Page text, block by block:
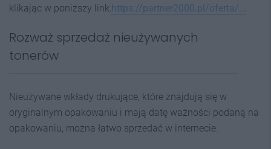
klikając w poniższy link:https://partner2000.pl/oferta/...
Rozważ sprzedaż nieużywanych
tonerów
Nieużywane wkłady drukujące, które znajdują się w
oryginalnym opakowaniu i mają datę ważności podaną na
opakowaniu, można łatwo sprzedać w internecie.